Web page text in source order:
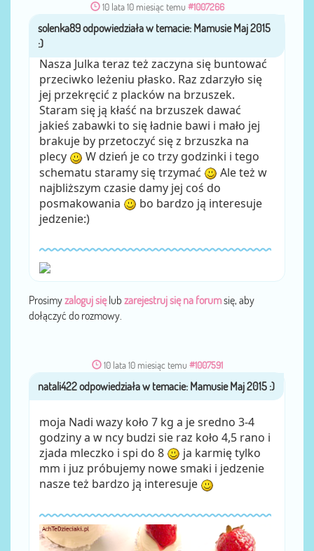
10 lata 10 miesiąc temu #1007266
przezsolenka89
Nasza Julka teraz też zaczyna się buntować
przeciwko leżeniu płasko. Raz zdarzyło się
jej przekręcić z placków na brzuszek.
Staram się ją kłaść na brzuszek dawać
jakieś zabawki to się ładnie bawi i mało jej
brakuje by przetoczyć się z brzuszka na
plecy
W dzień je co trzy godzinki i tego
schematu staramy się trzymać
Ale też w
najbliższym czasie damy jej coś do
posmakowania
bo bardzo ją interesuje
jedzenie:)
Prosimyzaloguj sięlub zarejestruj się na forumsię, aby
dołączyć do rozmowy.
10 lata 10 miesiąc temu #1007591
przeznatali422
moja Nadi wazy koło 7 kg a je sredno 3-4
godziny a w ncy budzi sie raz koło 4,5 rano i
zjada mleczko i spi do 8
ja karmię tylko
mm i juz próbujemy nowe smaki i jedzenie
nasze też bardzo ją interesuje